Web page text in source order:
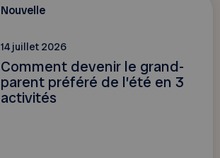
Nouvelle
14 juillet 2026
Comment devenir le grand-
parent préféré de l’été en 3
activités